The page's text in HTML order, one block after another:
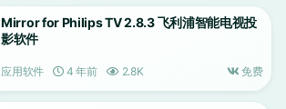
Mirror for Philips TV 2.8.3 飞利浦智能电视投
影软件
应用软件 4 年前 2.8K 免费